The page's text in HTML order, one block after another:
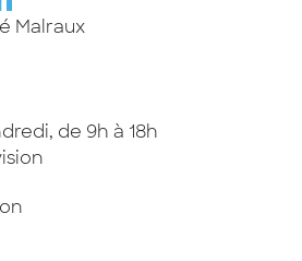
Malraux
de 9h à 18h